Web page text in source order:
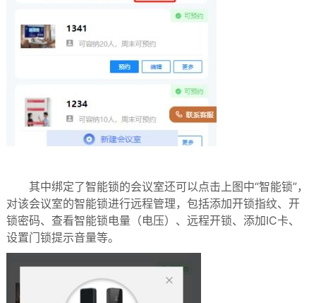
其中绑定了智能锁的会议室还可以点击上图中“智能锁”，
对该会议室的智能锁进行远程管理，包括添加开锁指纹、开
锁密码、查看智能锁电量（电压）、远程开锁、添加IC卡、
设置门锁提示音量等。